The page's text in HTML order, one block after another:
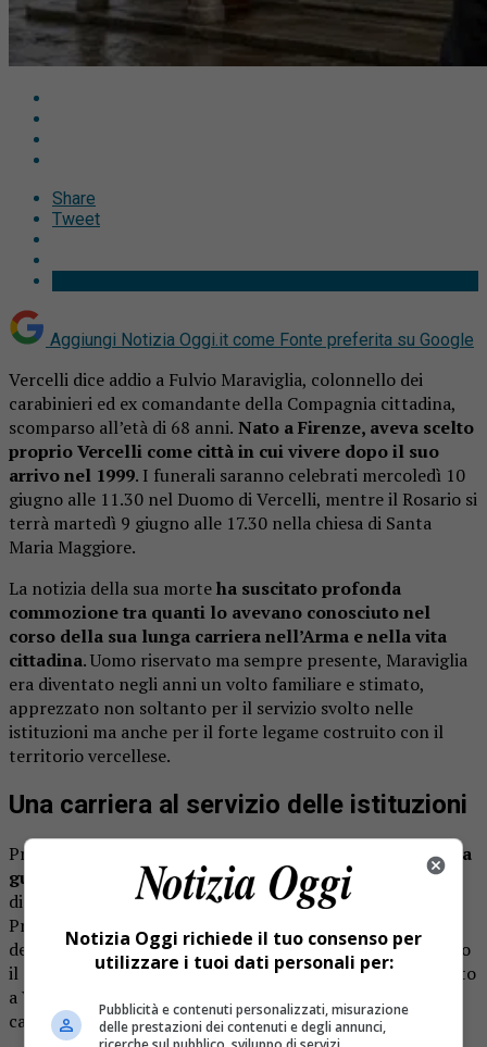
Share
Tweet
Aggiungi Notizia Oggi.it come Fonte preferita su Google
Vercelli dice addio a Fulvio Maraviglia, colonnello dei
carabinieri ed ex comandante della Compagnia cittadina,
scomparso all’età di 68 anni. Nato a Firenze, aveva scelto
proprio Vercelli come città in cui vivere dopo il suo
arrivo nel 1999. I funerali saranno celebrati mercoledì 10
giugno alle 11.30 nel Duomo di Vercelli, mentre il Rosario si
terrà martedì 9 giugno alle 17.30 nella chiesa di Santa
Maria Maggiore.
La notizia della sua morteha suscitato profonda
commozione tra quanti lo avevano conosciuto nel
corso della sua lunga carriera nell’Arma e nella vita
cittadina. Uomo riservato ma sempre presente, Maraviglia
era diventato negli anni un volto familiare e stimato,
apprezzato non soltanto per il servizio svolto nelle
istituzioni ma anche per il forte legame costruito con il
territorio vercellese.
Una carriera al servizio delle istituzioni
Prima dell’esperienza vercellese,
Fulvio Maraviglia aveva
guidato la Compagnia di Luino dal 1996 al 1999
distinguendosi per professionalità e capacità umane.
Proprio in quegli anni aveva saputo conquistare la stima
della comunità locale e dei colleghi con cui aveva condiviso
il servizio quotidiano. Terminato quell’incarico, era arrivato
a Vercelli per assumere il comando della Compagnia
carabinieri.
Notizia Oggi richiede il tuo consenso per
utilizzare i tuoi dati personali per:
Pubblicità e contenuti personalizzati, misurazione
delle prestazioni dei contenuti e degli annunci,